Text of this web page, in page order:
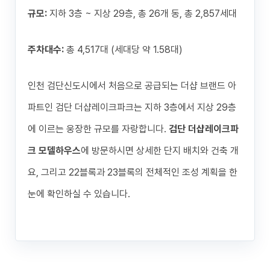
규모: 지하 3층 ~ 지상 29층, 총 26개 동, 총 2,857세대
주차대수: 총 4,517대 (세대당 약 1.58대)
인천 검단신도시에서 처음으로 공급되는 더샵 브랜드 아
파트인 검단 더샵레이크파크는 지하 3층에서 지상 29층
에 이르는 웅장한 규모를 자랑합니다. 검단 더샵레이크파
크 모델하우스에 방문하시면 상세한 단지 배치와 건축 개
요, 그리고 22블록과 23블록의 전체적인 조성 계획을 한
눈에 확인하실 수 있습니다.